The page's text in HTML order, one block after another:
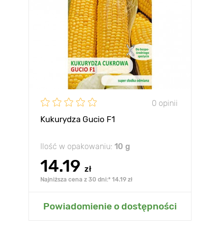
0 opinii
Kukurydza Gucio F1
Ilość w opakowaniu: 10 g
14.19 zł
Najniższa cena z 30 dni:* 14.19 zł
Powiadomienie o dostępności